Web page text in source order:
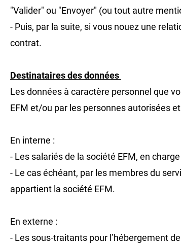
"Valider" ou "Envoyer" (ou tout autre
- Puis, par la suite, si vous nouez une
contrat.
Destinataires des données
Les données à caractère personnel que
EFM et/ou par les personnes autorisées
En interne :
- Les salariés de la société EFM, en
- Le cas échéant, par les membres du
appartient la société EFM.
En externe :
- Les sous-traitants pour l’hébergement